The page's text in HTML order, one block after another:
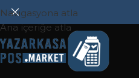
Navigasyona atla
Ana içeriğe atla